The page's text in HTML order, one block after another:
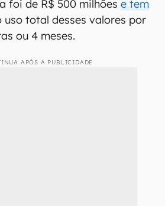
foi de R$ 500 milhõese tem
uso total desses valores por
ou 4 meses.
APÓS A PUBLICIDADE